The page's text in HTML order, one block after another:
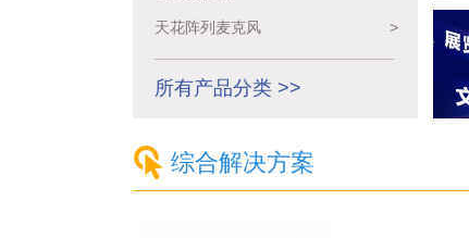
天花阵列麦克风 >
所有产品分类 >>
综合解决方案